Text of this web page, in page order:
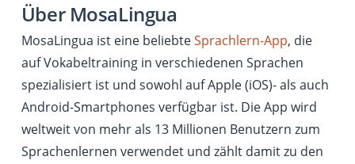
Über MosaLingua
MosaLingua ist eine beliebteSprachlern-App, die
auf Vokabeltraining in verschiedenen Sprachen
spezialisiert ist und sowohl auf Apple (iOS)- als auch
Android-Smartphones verfügbar ist. Die App wird
weltweit von mehr als 13 Millionen Benutzern zum
Sprachenlernen verwendet und zählt damit zu den